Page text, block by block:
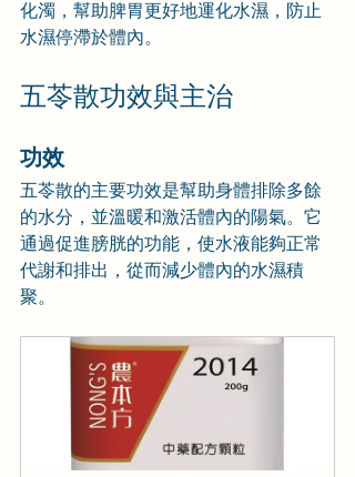
化濁，幫助脾胃更好地運化水濕，防止
水濕停滯於體內。
五苓散功效與主治
功效
五苓散的主要功效是幫助身體排除多餘
的水分，並溫暖和激活體內的陽氣。它
通過促進膀胱的功能，使水液能夠正常
代謝和排出，從而減少體內的水濕積
聚。